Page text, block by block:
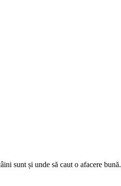
sunt și unde să caut o afacere bună.